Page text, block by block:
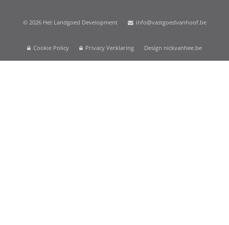
© 2026 Het Landgoed Development info@vastgoedvanhoof.be
Cookie Policy Privacy Verklaring Design nickvanhee.be